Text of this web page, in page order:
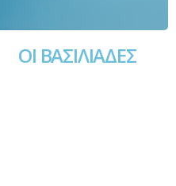
ΟΙ ΒΑΣΙΛΙΑΔΕΣ